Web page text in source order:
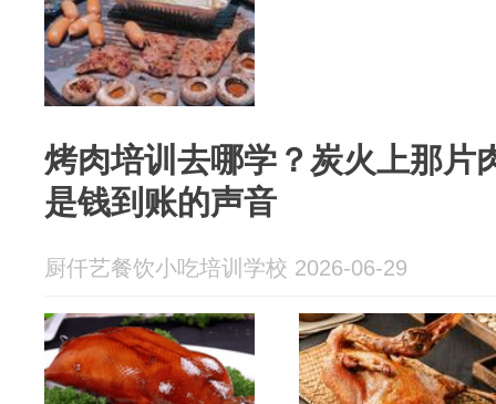
烤肉培训去哪学？炭火上那
是钱到账的声音
厨仟艺餐饮小吃培训学校 2026-06-29